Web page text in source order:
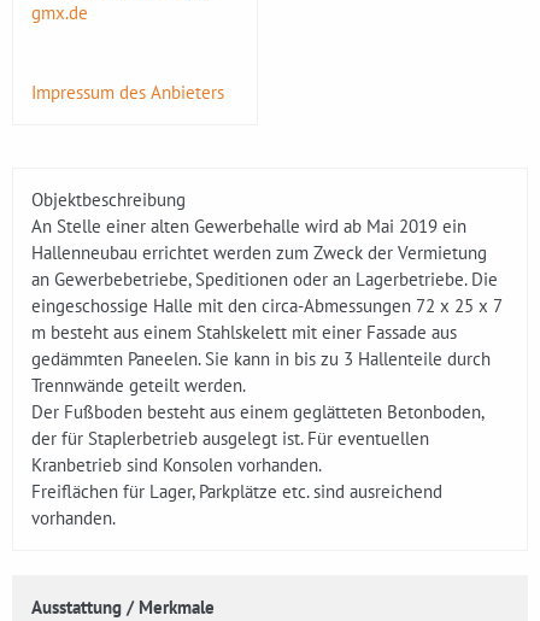
gmx.de
Impressum des Anbieters
Objektbeschreibung
An Stelle einer alten Gewerbehalle wird ab Mai 2019 ein
Hallenneubau errichtet werden zum Zweck der Vermietung
an Gewerbebetriebe, Speditionen oder an Lagerbetriebe. Die
eingeschossige Halle mit den circa-Abmessungen 72 x 25 x 7
m besteht aus einem Stahlskelett mit einer Fassade aus
gedämmten Paneelen. Sie kann in bis zu 3 Hallenteile durch
Trennwände geteilt werden.
Der Fußboden besteht aus einem geglätteten Betonboden,
der für Staplerbetrieb ausgelegt ist. Für eventuellen
Kranbetrieb sind Konsolen vorhanden.
Freiflächen für Lager, Parkplätze etc. sind ausreichend
vorhanden.
Ausstattung / Merkmale